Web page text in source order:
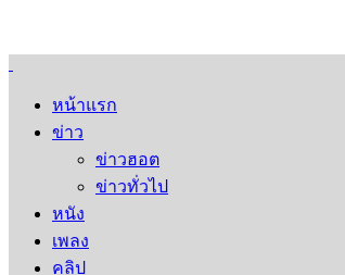
หน้าแรก
ข่าว
ข่าวฮอต
ข่าวทั่วไป
หนัง
เพลง
คลิป